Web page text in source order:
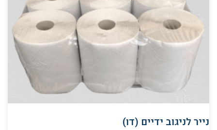
נייר לניגוב ידיים (דו)